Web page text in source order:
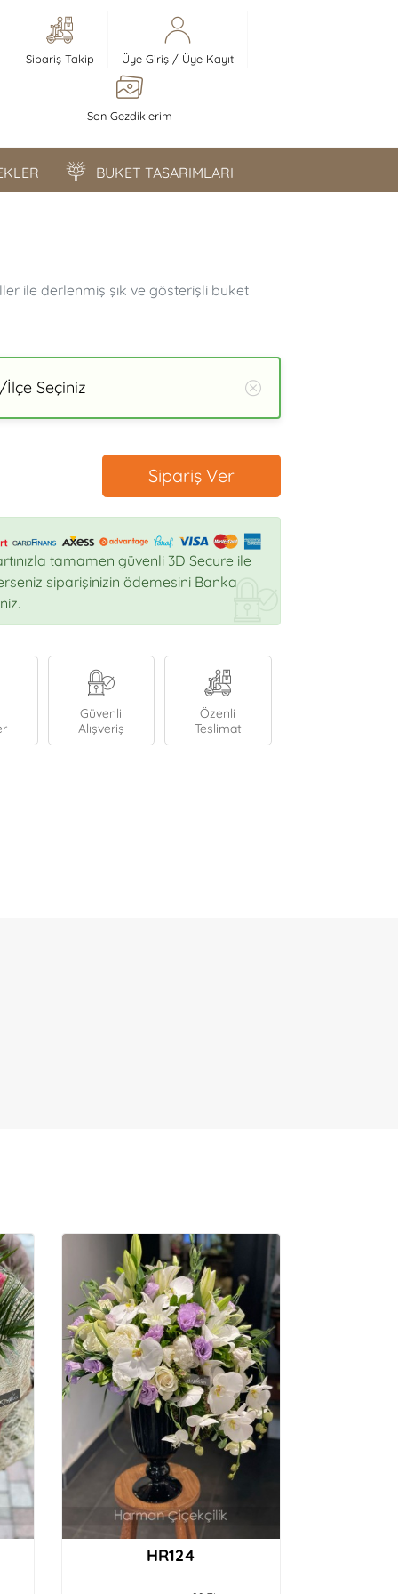
Sipariş Takip Üye Giriş/ Üye Kayıt
Son Gezdiklerim
BUKET TASARIMLARI
ile derlenmiş şık ve gösterişli buket
Seçiniz
Sipariş Ver
tamamen güvenli 3D Secure ile
siparişinizin ödemesini Banka
Güvenli
Alışveriş
Özenli
Teslimat
HR124